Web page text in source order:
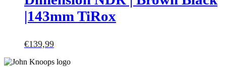
|143mm TiRox
€139,99